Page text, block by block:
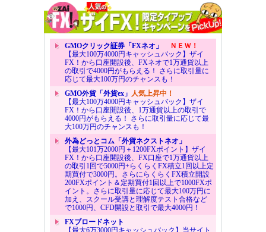
GMOクリック証券「FXネオ」
ＮＥＷ！
【最大100万4000円キャッシュバック】ザイ
FX！から口座開設後、FXネオで1万通貨以上
の取引で4000円がもらえる！ さらに取引量に
応じて最大100万円のチャンスも！
GMO外貨「外貨ex」 人気上昇中！
【最大100万4000円キャッシュバック】ザイ
FX！から口座開設後、1万通貨以上の取引で
4000円がもらえる！ さらに取引量に応じて最
大100万円のチャンスも！
外為どっとコム「外貨ネクストネオ」
【最大101万2000円＋1200FXポイント】ザイ
FX！から口座開設後、FX口座で1万通貨以上
の取引1回で5000円+らくらくFX積立1回以上定
期買付で3000円。さらにらくらくFX積立開設
200FXポイント＆定期買付1回以上で1000FXポ
イント。さらに取引量に応じて最大100万円に
加え、スクール受講と理解度テスト合格など
で1000円、CFD開設と取引で最大4000円！
FXブロードネット